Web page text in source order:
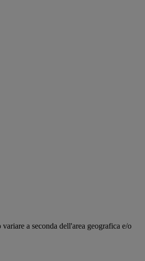
a seconda dell'area geografica e/o